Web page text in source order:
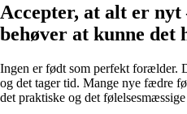
Accepter, at alt er nyt
behøver at kunne det
Ingen er født som perfekt forælder.
og det tager tid. Mange nye fædre
det praktiske og det